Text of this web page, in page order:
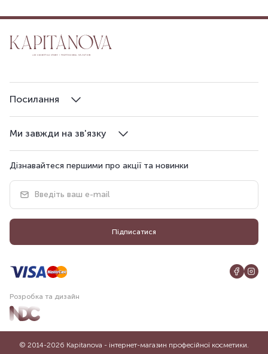
Ми завжди на зв'язку
Посилання
Дізнавайтеся першими про акції та новинки
Підписатися
Розробка та дизайн
© 2014-2026 Kapitanova - інтернет-магазин професійної косметики.